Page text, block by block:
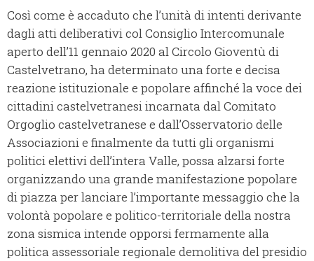
Così come è accaduto che l’unità di intenti derivante
dagli atti deliberativi col Consiglio Intercomunale
aperto dell’11 gennaio 2020 al Circolo Gioventù di
Castelvetrano, ha determinato una forte e decisa
reazione istituzionale e popolare affinché la voce dei
cittadini castelvetranesi incarnata dal Comitato
Orgoglio castelvetranese e dall’Osservatorio delle
Associazioni e finalmente da tutti gli organismi
politici elettivi dell’intera Valle, possa alzarsi forte
organizzando una grande manifestazione popolare
di piazza per lanciare l’importante messaggio che la
volontà popolare e politico-territoriale della nostra
zona sismica intende opporsi fermamente alla
politica assessoriale regionale demolitiva del presidio